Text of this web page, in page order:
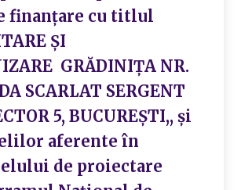
finanțare cu titlul
ȘI
GRĂDINIȚA NR.
SCARLAT SERGENT
5, BUCUREȘTI,, și
aferente în
de proiectare